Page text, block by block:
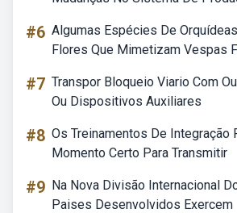
#6 Algumas Espécies De
Flores Que Mimetizam Vespas
#7 Transpor Bloqueio Viario Com
Ou Dispositivos Auxiliares
#8 Os Treinamentos De Integração
Momento Certo Para Transmitir
#9 Na Nova Divisão Internacional
Paises Desenvolvidos Exercem